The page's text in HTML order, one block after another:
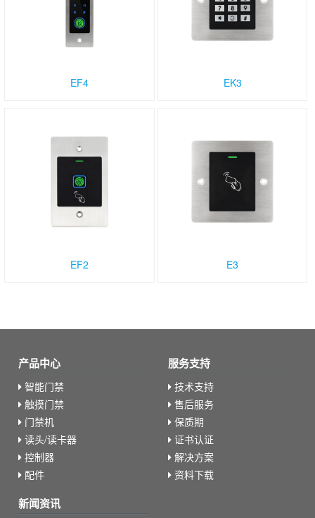
EF4 EK3
EF2 E3
产品中心
智能门禁
触摸门禁
门禁机
读头/读卡器
控制器
配件
服务支持
技术支持
售后服务
保质期
证书认证
解决方案
资料下载
新闻资讯